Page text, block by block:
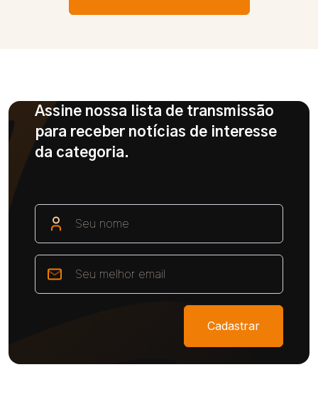
Assine nossa lista de transmissão
para receber notícias de interesse
da categoria.
Cadastrar